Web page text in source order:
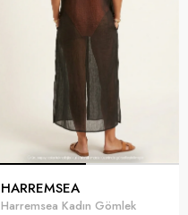
HARREMSEA
Harremsea Kadın Gömlek